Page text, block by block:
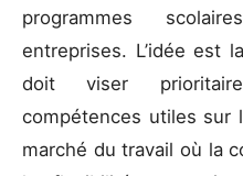
programmes
entreprises. L’idée est
doit viser
compétences utiles sur
marché du travail où la